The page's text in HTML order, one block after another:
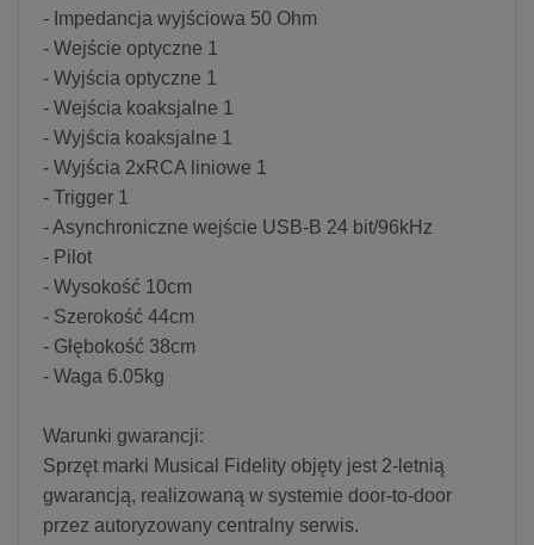
- Impedancja wyjściowa 50 Ohm
- Wejście optyczne 1
- Wyjścia optyczne 1
- Wejścia koaksjalne 1
- Wyjścia koaksjalne 1
- Wyjścia 2xRCA liniowe 1
- Trigger 1
- Asynchroniczne wejście USB-B 24 bit/96kHz
- Pilot
- Wysokość 10cm
- Szerokość 44cm
- Głębokość 38cm
- Waga 6.05kg
Warunki gwarancji:
Sprzęt marki Musical Fidelity objęty jest 2-letnią
gwarancją, realizowaną w systemie door-to-door
przez autoryzowany centralny serwis.